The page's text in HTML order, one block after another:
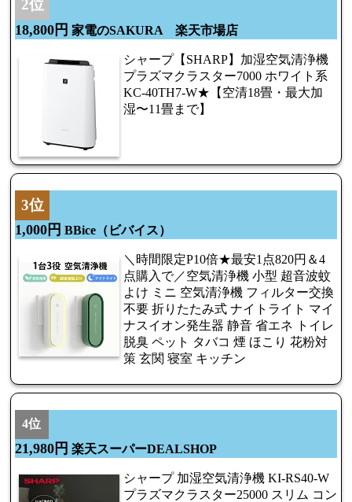
2位
18,800円 家電のSAKURA 楽天市場店
シャープ【SHARP】加湿空気清浄機
プラズマクラスター7000 ホワイト系
KC-40TH7-W★【空清18畳・最大加
湿〜11畳まで】
3位
1,000円 BBice（ビバイス）
＼時間限定P10倍★最安1点820円＆4
点購入で／空気清浄機 小型 超音波蚊
よけ ミニ 空気清浄機 フィルター交換
不要 折りたたみ式 ナイトライト マイ
ナスイオン発生器 静音 省エネ トイレ
脱臭 ペット タバコ 煙 ほこり 花粉対
策 玄関 寝室 キッチン
4位
21,980円 楽天スーパーDEALSHOP
シャープ 加湿空気清浄機 KI-RS40-W
プラズマクラスター25000 スリム コン